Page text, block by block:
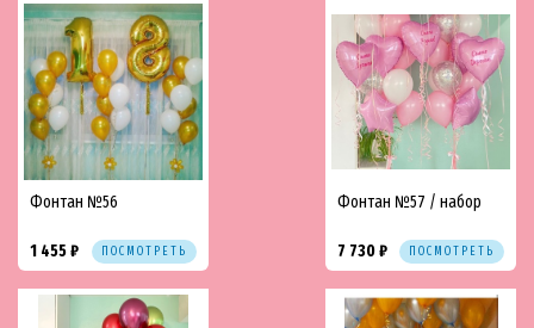
Фонтан №56
1 455 ₽ ПОСМОТРЕТЬ
Фонтан №57 / набор
7 730 ₽ ПОСМОТРЕТЬ